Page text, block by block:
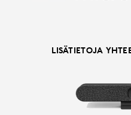
LISÄTIETOJA